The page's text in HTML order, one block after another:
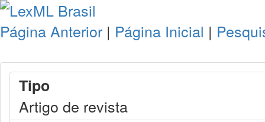
Página Anterior | Página Inicial |
Tipo
Artigo de revista